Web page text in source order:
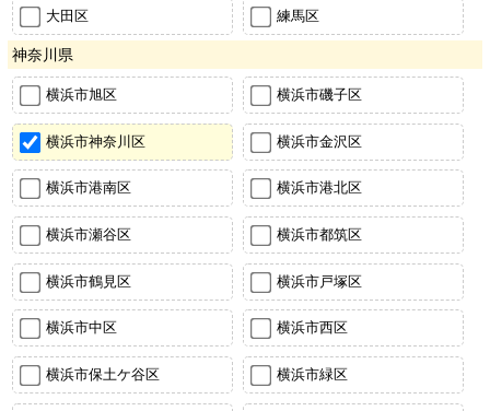
大田区 練馬区
神奈川県
横浜市旭区 横浜市磯子区
横浜市神奈川区 横浜市金沢区
横浜市港南区 横浜市港北区
横浜市瀬谷区 横浜市都筑区
横浜市鶴見区 横浜市戸塚区
横浜市中区 横浜市西区
横浜市保土ケ谷区 横浜市緑区